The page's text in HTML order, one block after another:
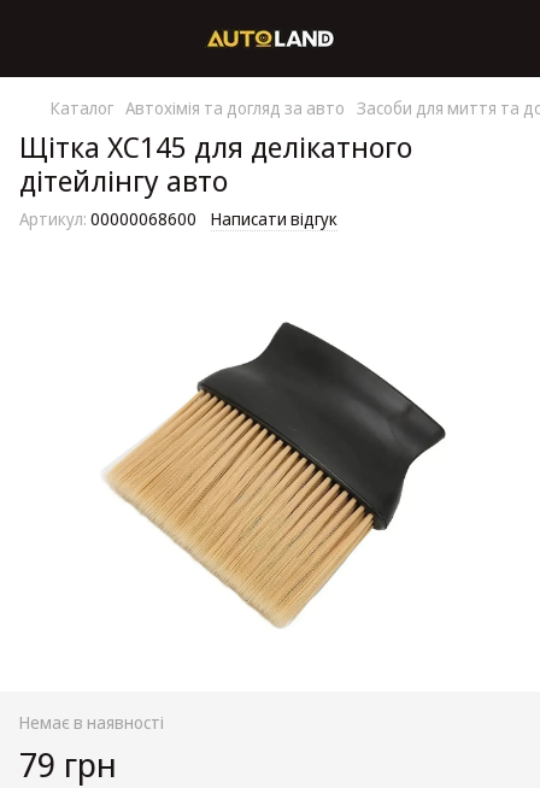
Каталог Автохімія та догляд за авто Засоби для миття та
Щітка XC145 для делікатного
дітейлінгу авто
Артикул: 00000068600 Написати відгук
Немає в наявності
79 грн